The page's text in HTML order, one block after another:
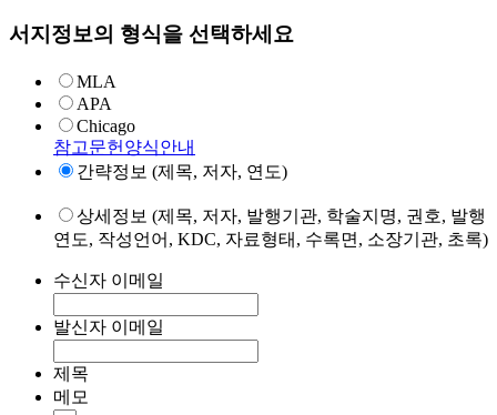
서지정보의 형식을 선택하세요
MLA
APA
Chicago
참고문헌양식안내
간략정보 (제목, 저자, 연도)
상세정보 (제목, 저자, 발행기관, 학술지명, 권호, 발행
연도, 작성언어, KDC, 자료형태, 수록면, 소장기관, 초록)
수신자 이메일
발신자 이메일
제목
메모